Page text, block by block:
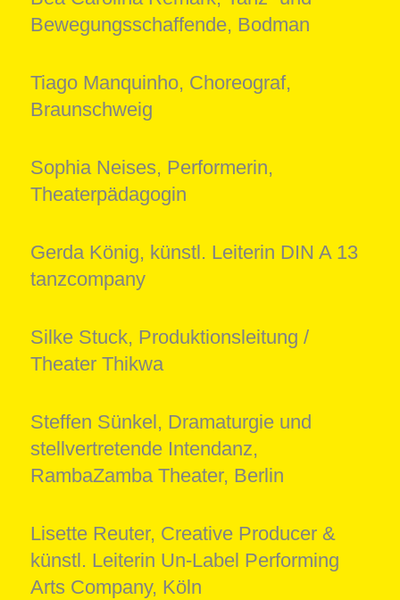
Bewegungsschaffende, Bodman
Tiago Manquinho, Choreograf,
Braunschweig
Sophia Neises, Performerin,
Theaterpädagogin
Gerda König, künstl. Leiterin DIN A 13
tanzcompany
Silke Stuck, Produktionsleitung /
Theater Thikwa
Steffen Sünkel, Dramaturgie und
stellvertretende Intendanz,
RambaZamba Theater, Berlin
Lisette Reuter, Creative Producer &
künstl. Leiterin Un-Label Performing
Arts Company, Köln